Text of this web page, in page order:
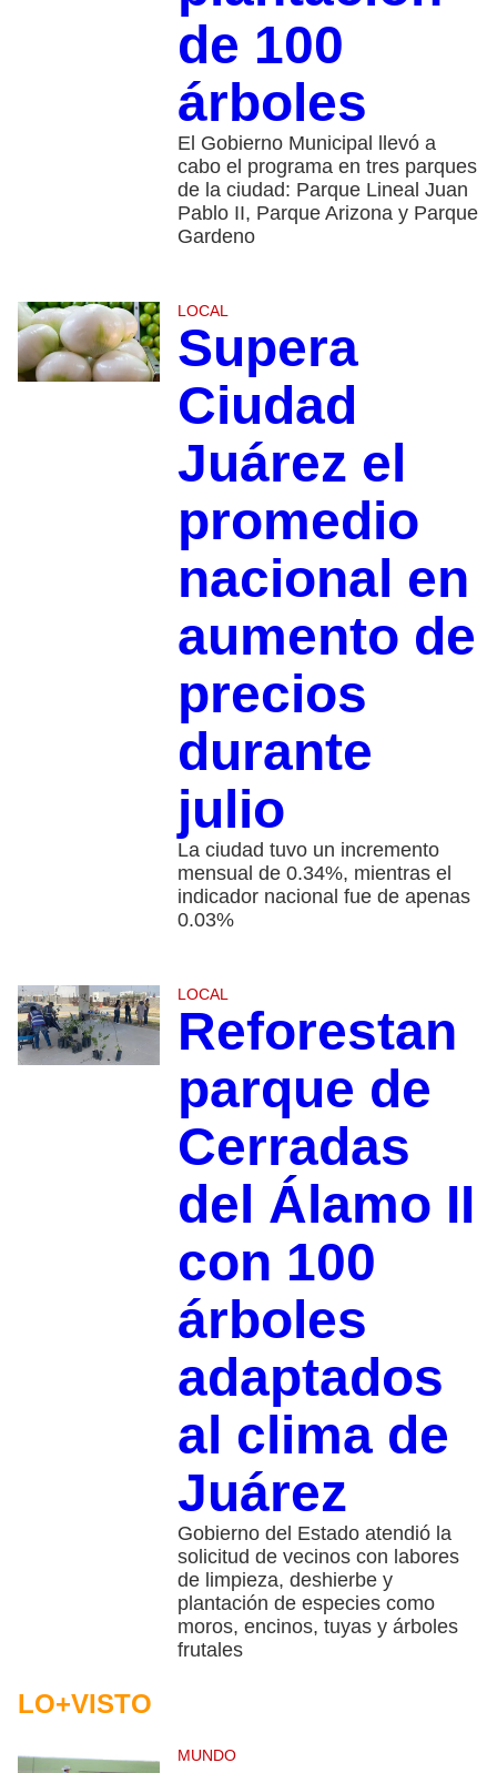
de 100
árboles
El Gobierno Municipal llevó a
cabo el programa en tres parques
de la ciudad: Parque Lineal Juan
Pablo II, Parque Arizona y Parque
Gardeno
LOCAL
Supera
Ciudad
Juárez el
promedio
nacional en
aumento de
precios
durante
julio
La ciudad tuvo un incremento
mensual de 0.34%, mientras el
indicador nacional fue de apenas
0.03%
LOCAL
Reforestan
parque de
Cerradas
del Álamo II
con 100
árboles
adaptados
al clima de
Juárez
Gobierno del Estado atendió la
solicitud de vecinos con labores
de limpieza, deshierbe y
plantación de especies como
moros, encinos, tuyas y árboles
frutales
LO+VISTO
MUNDO